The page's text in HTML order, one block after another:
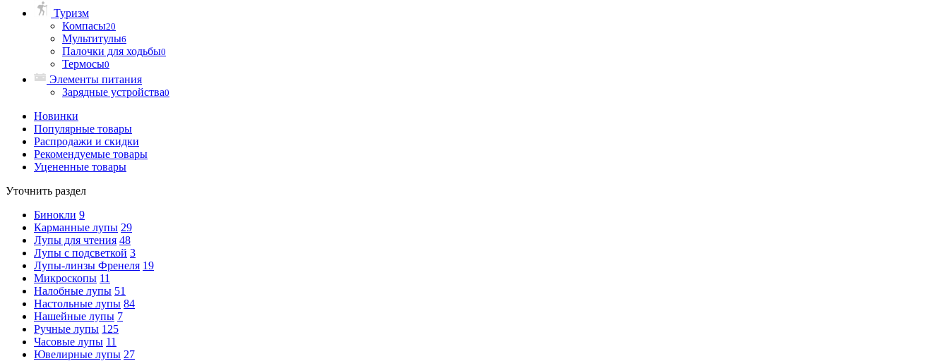
Туризм
Компасы20
Мультитулы6
Палочки для ходьбы0
Термосы0
Элементы питания
Зарядные устройства0
Новинки
Популярные товары
Распродажи и скидки
Рекомендуемые товары
Уцененные товары
Уточнить раздел
Бинокли 9
Карманные лупы 29
Лупы для чтения 48
Лупы с подсветкой 3
Лупы-линзы Френеля 19
Микроскопы 11
Налобные лупы 51
Настольные лупы 84
Нашейные лупы 7
Ручные лупы 125
Часовые лупы 11
Ювелирные лупы 27